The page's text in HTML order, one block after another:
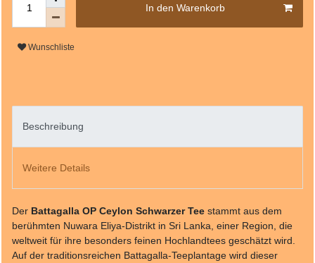
In den Warenkorb
Wunschliste
Beschreibung
Weitere Details
Der Battagalla OP Ceylon Schwarzer Tee stammt aus dem
berühmten Nuwara Eliya-Distrikt in Sri Lanka, einer Region, die
weltweit für ihre besonders feinen Hochlandtees geschätzt wird.
Auf der traditionsreichen Battagalla-Teeplantage wird dieser